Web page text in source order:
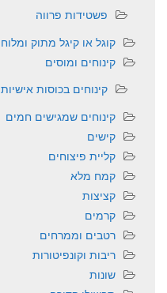
פשטידות פרווה
קוגל או קיגל מתוק ומלוח
קינוחים ומוסים
קינוחים בכוסות אישיות
קינוחים שמגישים חמים
קישים
קליית פיצוחים
קמח מלא
קציצות
קרמים
רטבים וממרחים
ריבות וקונפיטורות
שונות